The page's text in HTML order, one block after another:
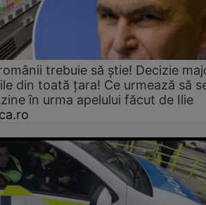
trebuie să știe! Decizie
din toată țara! Ce urmează să
în urma apelului făcut de Ilie